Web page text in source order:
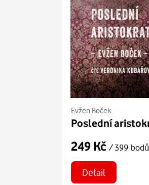
Evžen Boček
Poslední
249 Kč / 399 bodů
Detail